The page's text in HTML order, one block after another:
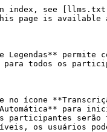
index, see
page is available
permite
para todos os
ícone
para
participantes
os usuários